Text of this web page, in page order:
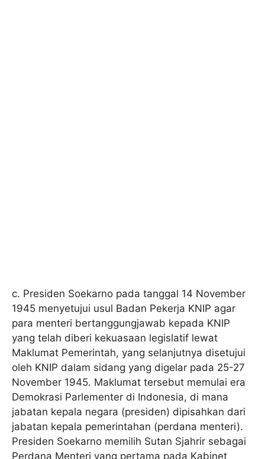
c. Presiden Soekarno pada tanggal 14 November
1945 menyetujui usul Badan Pekerja KNIP agar
para menteri bertanggungjawab kepada KNIP
yang telah diberi kekuasaan legislatif lewat
Maklumat Pemerintah, yang selanjutnya disetujui
oleh KNIP dalam sidang yang digelar pada 25-27
November 1945. Maklumat tersebut memulai era
Demokrasi Parlementer di Indonesia, di mana
jabatan kepala negara (presiden) dipisahkan dari
jabatan kepala pemerintahan (perdana menteri).
Presiden Soekarno memilih Sutan Sjahrir sebagai
Perdana Menteri yang pertama pada Kabinet